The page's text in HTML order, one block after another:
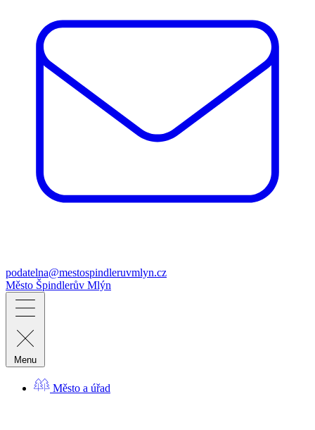
podatelna@mestospindleruvmlyn.cz
Město Špindlerův Mlýn
Menu
Město a úřad